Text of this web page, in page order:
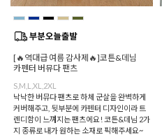
[🔥역대급 여름 감사제🔥]코튼&데님
카펜터 버뮤다 팬츠
S,M,L,XL,2XL
낙낙한 버뮤다 팬츠로 하체 군살을 완벽하게
커버해주고, 뒷부분에 카펜터 디자인이라 트
렌디함이 느껴지는 팬츠에요! 코튼&데님 2가
지 종류로 내가 원하는 소재로 픽해주세요~